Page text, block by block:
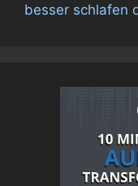
besser schlafen